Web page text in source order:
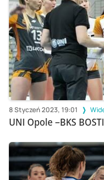
8 Styczeń 2023, 19:01
UNI Opole –BKS